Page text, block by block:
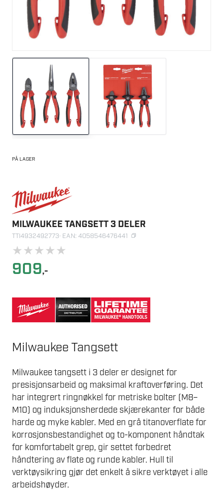
PÅ LAGER
MILWAUKEE TANGSETT 3 DELER
TTI4932492773· EAN: 4058546476441
★★★★★
909,-
Milwaukee Tangsett
Milwaukee tangsett i 3 deler er designet for
presisjonsarbeid og maksimal kraftoverføring. Det
har integrert ringnøkkel for metriske bolter (M8–
M10) og induksjonsherdede skjærekanter for både
harde og myke kabler. Med en grå titanoverflate for
korrosjonsbestandighet og to-komponent håndtak
for komfortabelt grep, gir settet forbedret
håndtering av flate og runde kabler. Hull til
verktøysikring gjør det enkelt å sikre verktøyet i alle
arbeidshøyder.